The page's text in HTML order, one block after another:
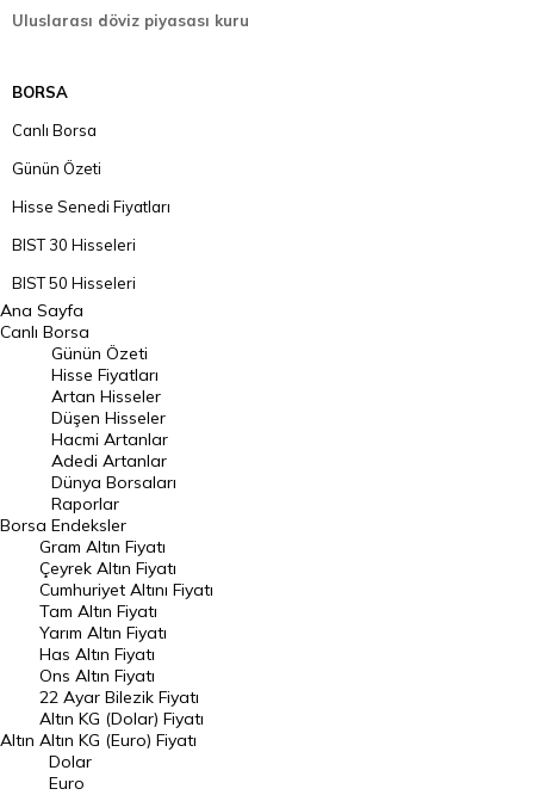
Uluslarası döviz piyasası kuru
BORSA
Canlı Borsa
Günün Özeti
Hisse Senedi Fiyatları
BIST 30 Hisseleri
BIST 50 Hisseleri
BIST 100 Hisseleri
En Çok Artan Hisseler
En Çok Düşen Hisseler
Hacmi Artanlar
Geçmiş Kapanışlar
Dünya Borsaları
Raporlar
Endeksler
DÖVİZ
Döviz Kuru
Dolar Kuru
Euro Kuru
Ana Sayfa
Canlı Borsa
Borsa
Günün Özeti
Hisse Fiyatları
Artan Hisseler
Düşen Hisseler
Hacmi Artanlar
Adedi Artanlar
Dünya Borsaları
Raporlar
Endeksler
Altın
Gram Altın Fiyatı
Çeyrek Altın Fiyatı
Cumhuriyet Altını Fiyatı
Tam Altın Fiyatı
Yarım Altın Fiyatı
Has Altın Fiyatı
Ons Altın Fiyatı
22 Ayar Bilezik Fiyatı
Altın KG (Dolar) Fiyatı
Altın KG (Euro) Fiyatı
Dolar
Euro